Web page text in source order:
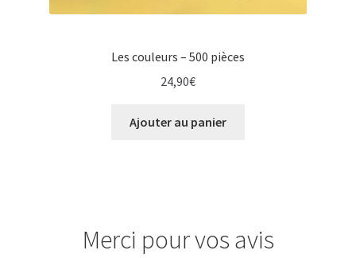
Les couleurs – 500 pièces
24,90€
Ajouter au panier
Merci pour vos avis